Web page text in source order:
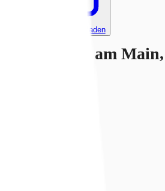
Exposé herunterladen
- Frankfurt am Main,
Main, Hessen